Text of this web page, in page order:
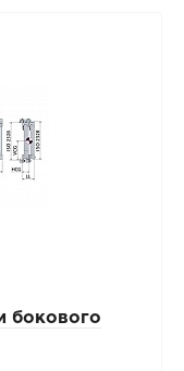
бокового